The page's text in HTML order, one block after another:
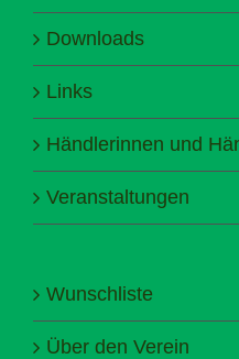
Downloads
Links
Händlerinnen und
Veranstaltungen
Wunschliste
Über den Verein